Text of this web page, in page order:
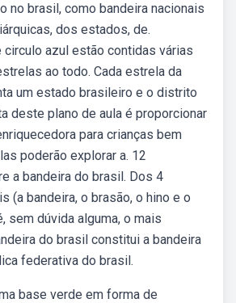
no brasil, como bandeira nacionais
dos estados, de.
azul estão contidas várias
ao todo. Cada estrela da
um estado brasileiro e o distrito
deste plano de aula é proporcionar
para crianças bem
poderão explorar a. 12
a bandeira do brasil. Dos 4
(a bandeira, o brasão, o hino e o
sem dúvida alguma, o mais
do brasil constitui a bandeira
federativa do brasil.
base verde em forma de